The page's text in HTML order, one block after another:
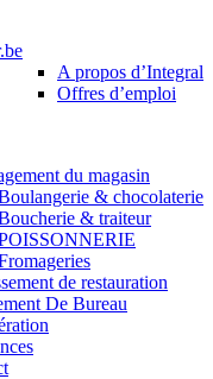
A propos d’Integral
Offres d’emploi
du magasin
& chocolaterie
& traiteur
de restauration
De Bureau